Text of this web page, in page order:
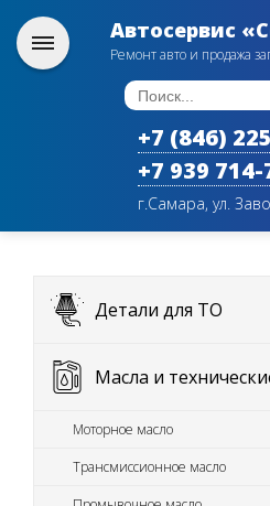
Автосервис
Ремонт авто и продажа
+7 (846)
+7 939
г.Самара, ул.
Детали для ТО
Масла и
Моторное масло
Трансмиссионное масло